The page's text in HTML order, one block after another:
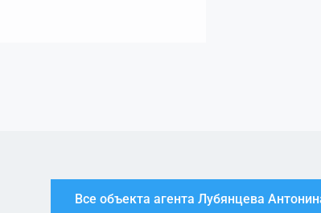
Все объекта агента Лубянцева